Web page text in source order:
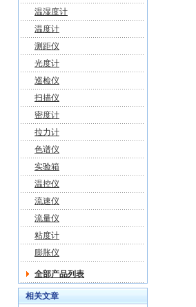
温湿度计
温度计
测距仪
光度计
巡检仪
扫描仪
密度计
拉力计
色谱仪
实验箱
温控仪
流速仪
流量仪
粘度计
膨胀仪
全部产品列表
相关文章